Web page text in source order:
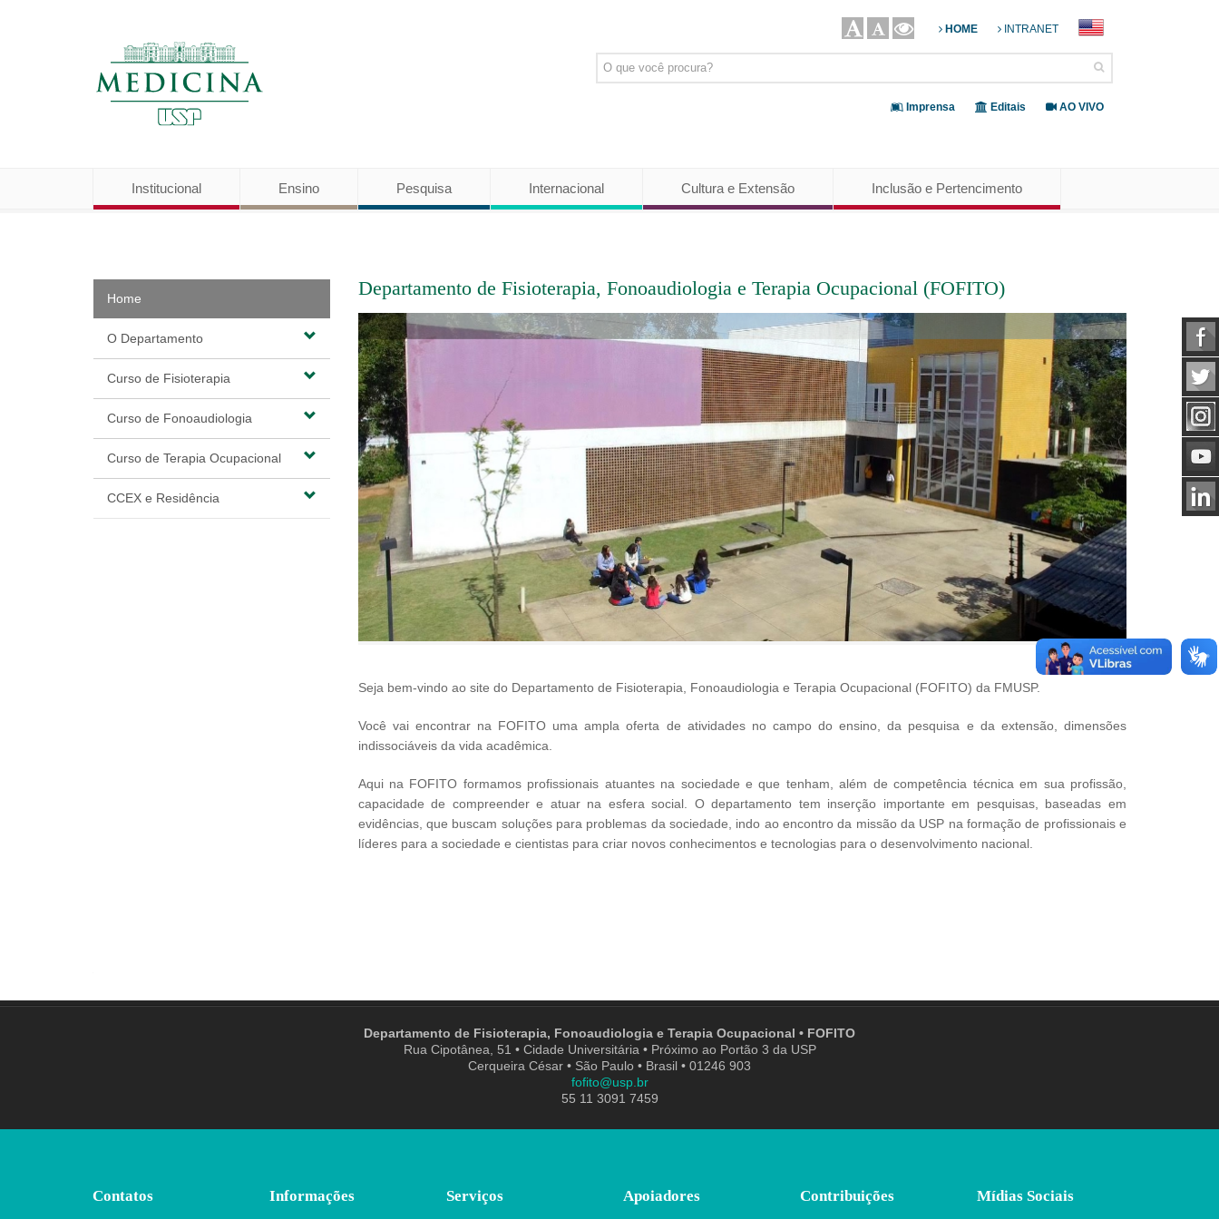
HOME INTRANET
Imprensa Editais AO VIVO
Institucional Ensino Pesquisa Internacional Cultura e Extensão Inclusão e Pertencimento
Home
O Departamento
Curso de Fisioterapia
Curso de Fonoaudiologia
Curso de Terapia Ocupacional
CCEX e Residência
Departamento de Fisioterapia, Fonoaudiologia e Terapia Ocupacional (FOFITO)
Seja bem-vindo ao site do Departamento de Fisioterapia, Fonoaudiologia e Terapia Ocupacional (FOFITO) da FMUSP.
Você vai encontrar na FOFITO uma ampla oferta de atividades no campo do ensino, da pesquisa e da extensão, dimensões
indissociáveis da vida acadêmica.
Aqui na FOFITO formamos profissionais atuantes na sociedade e que tenham, além de competência técnica em sua profissão,
capacidade de compreender e atuar na esfera social. O departamento tem inserção importante em pesquisas, baseadas em
evidências, que buscam soluções para problemas da sociedade, indo ao encontro da missão da USP na formação de profissionais e
líderes para a sociedade e cientistas para criar novos conhecimentos e tecnologias para o desenvolvimento nacional.
Departamento de Fisioterapia, Fonoaudiologia e Terapia Ocupacional • FOFITO
Rua Cipotânea, 51 • Cidade Universitária • Próximo ao Portão 3 da USP
Cerqueira César • São Paulo • Brasil • 01246 903
fofito@usp.br
55 11 3091 7459
Contatos Informações Serviços Apoiadores Contribuições Mídias Sociais